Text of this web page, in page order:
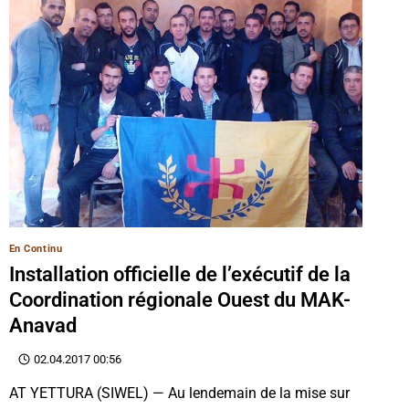
En Continu
Installation officielle de l’exécutif de la
Coordination régionale Ouest du MAK-
Anavad
02.04.2017 00:56
AT YETTURA (SIWEL) — Au lendemain de la mise sur